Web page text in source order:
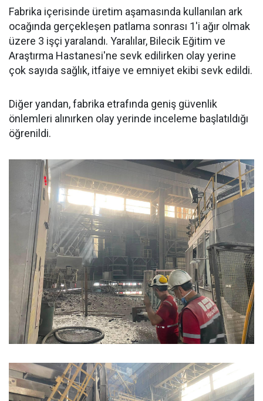
Fabrika içerisinde üretim aşamasında kullanılan ark
ocağında gerçekleşen patlama sonrası 1'i ağır olmak
üzere 3 işçi yaralandı. Yaralılar, Bilecik Eğitim ve
Araştırma Hastanesi'ne sevk edilirken olay yerine
çok sayıda sağlık, itfaiye ve emniyet ekibi sevk edildi.
Diğer yandan, fabrika etrafında geniş güvenlik
önlemleri alınırken olay yerinde inceleme başlatıldığı
öğrenildi.